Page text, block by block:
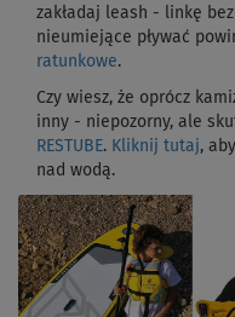
zakładaj leash - linkę
nieumiejące pływać
ratunkowe.
Czy wiesz, że oprócz
inny - niepozorny, ale
RESTUBE. Kliknij tutaj,
nad wodą.